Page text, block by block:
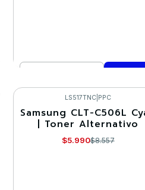
Comprar ahora
-30%
LS517TNC PPC
Samsung CLT-C506L
| Toner Alternativo
$5.990$8.557